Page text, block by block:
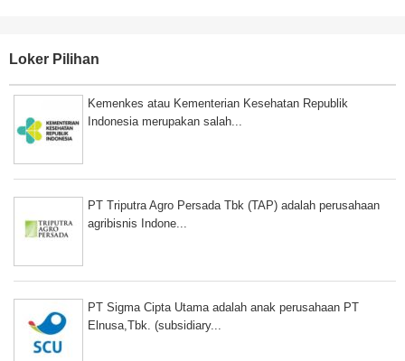
Loker Pilihan
Kemenkes atau Kementerian Kesehatan Republik
Indonesia merupakan salah...
PT Triputra Agro Persada Tbk (TAP) adalah perusahaan
agribisnis Indone...
PT Sigma Cipta Utama adalah anak perusahaan PT
Elnusa,Tbk. (subsidiary...